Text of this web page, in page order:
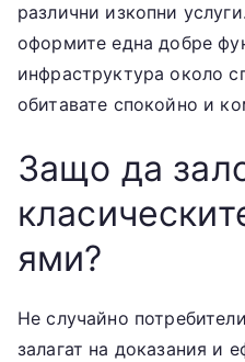
различни изкопни
оформите една добре
инфраструктура около
обитавате спокойно и
Защо да
ями?
Не случайно
залагат на доказания и